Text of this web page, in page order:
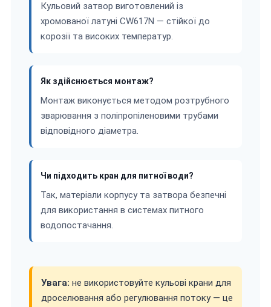
Кульовий затвор виготовлений із
хромованої латуні CW617N — стійкої до
корозії та високих температур.
Як здійснюється монтаж?
Монтаж виконується методом розтрубного
зварювання з поліпропіленовими трубами
відповідного діаметра.
Чи підходить кран для питної води?
Так, матеріали корпусу та затвора безпечні
для використання в системах питного
водопостачання.
Увага: не використовуйте кульові крани для
дроселювання або регулювання потоку — це